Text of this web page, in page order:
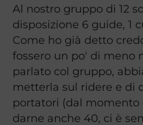
Al nostro gruppo di 12
disposizione 6 guide, 1
Come ho già detto
fossero un po' di meno
parlato col gruppo,
metterla sul ridere e di
portatori (dal momento
darne anche 40, ci è